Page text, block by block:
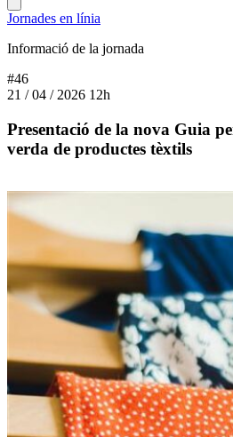
Jornades en línia
Informació de la jornada
#46
21 / 04 / 2026 12h
Presentació de la nova Guia
verda de productes tèxtils